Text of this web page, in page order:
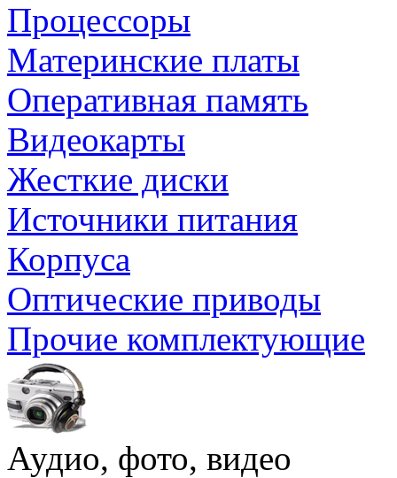
Процессоры
Материнские платы
Оперативная память
Видеокарты
Жесткие диски
Источники питания
Корпуса
Оптические приводы
Прочие комплектующие
Аудио, фото, видео